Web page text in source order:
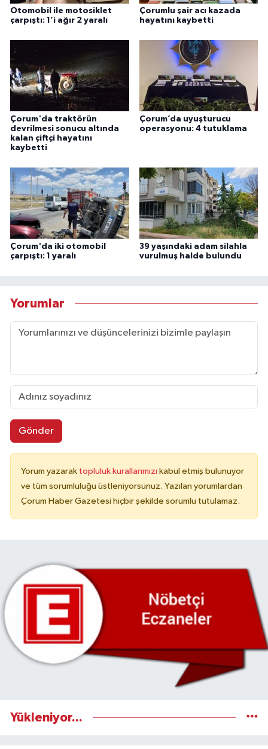
Otomobil ile motosiklet
çarpıştı: 1’i ağır 2 yaralı
Çorumlu şair acı kazada
hayatını kaybetti
Çorum'da traktörün
devrilmesi sonucu altında
kalan çiftçi hayatını
kaybetti
Çorum’da uyuşturucu
operasyonu: 4 tutuklama
Çorum'da iki otomobil
çarpıştı: 1 yaralı
39 yaşındaki adam silahla
vurulmuş halde bulundu
Yorumlar
Gönder
Yorum yazarak topluluk kurallarımızı kabul etmiş bulunuyor
ve tüm sorumluluğu üstleniyorsunuz. Yazılan yorumlardan
Çorum Haber Gazetesi hiçbir şekilde sorumlu tutulamaz.
Yükleniyor...